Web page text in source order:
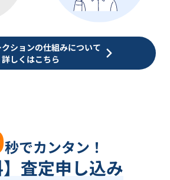
ションの仕組みについて
詳しくはこちら
秒でカンタン！
】査定申し込み